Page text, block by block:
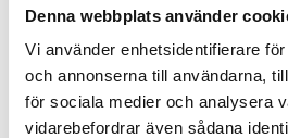
Denna webbplats använder
Vi använder enhetsidentifierare
och annonserna till användarna,
för sociala medier och analysera
vidarebefordrar även sådana
Scopix & CA922 – CA942
PC mjukvara SX-Metro för att
och Metrix handhållna 2- och